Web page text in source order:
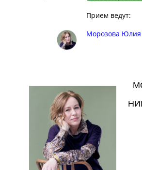
Прием ведут:
Морозова Юлия